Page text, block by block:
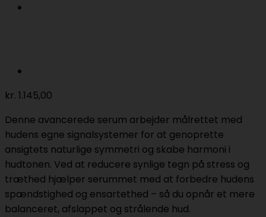
kr. 1.145,00
Denne avancerede serum arbejder målrettet med
hudens egne signalsystemer for at genoprette
ansigtets naturlige symmetri og skabe harmoni i
hudtonen. Ved at reducere synlige tegn på stress og
træthed hjælper serummet med at forbedre hudens
spændstighed og ensartethed – så du opnår et mere
balanceret, afslappet og strålende hud.